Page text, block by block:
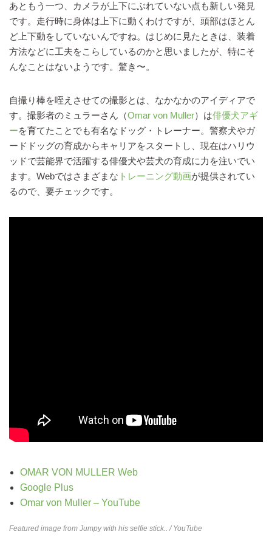
あともう一つ、カメラが上下にぶれていない点も新しい発見
です。走行時に身体は上下に動くわけですが、頭部はほとん
ど上下動をしていないんですね。はじめに見たときは、装着
方法などに工夫をこらしているのかと思いましたが、特にそ
んなことはないようです。驚き〜。
自撮り棒を咥えさせての撮影とは、なかなかのアイディアで
す。撮影者のミュラーさん（Omar von Muller）は俳優犬アギ
ーを育てたことでも有名なドッグ・トレーナー。警察犬やガ
ードドッグの育成からキャリアをスタートし、現在はハリウ
ッドで芸能界で活躍する俳優犬や芸犬の育成に力を注いでい
ます。Webではさまざまな トレーニング動画が提供されてい
るので、要チェックです。
OMAR VON MULLER Web
Google Plus
Omar von Muller – YouTube
Featured image from Jumpy with his selfie stick.. / YouTube